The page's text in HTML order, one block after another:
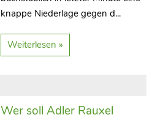
knappe Niederlage gegen d...
Weiterlesen »
Wer soll Adler Rauxel